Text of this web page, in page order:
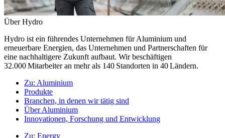
Über Hydro
Hydro ist ein führendes Unternehmen für Aluminium und
erneuerbare Energien, das Unternehmen und Partnerschaften für
eine nachhaltigere Zukunft aufbaut. Wir beschäftigen
32.000 Mitarbeiter an mehr als 140 Standorten in 40 Ländern.
Zu: Aluminium
Produkte
Branchen, in denen wir tätig sind
Über Aluminium
Innovationen, Forschung und Entwicklung
Zu: Energy